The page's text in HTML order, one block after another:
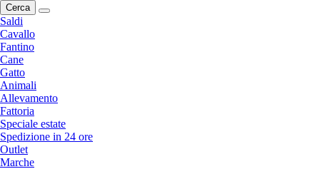
Cerca
Saldi
Cavallo
Fantino
Cane
Gatto
Animali
Allevamento
Fattoria
Speciale estate
Spedizione in 24 ore
Outlet
Marche